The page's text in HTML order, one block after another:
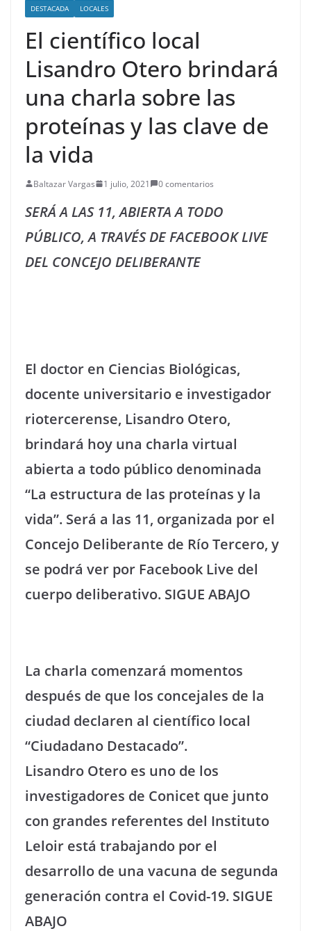
DESTACADA LOCALES
El científico local
Lisandro Otero brindará
una charla sobre las
proteínas y las clave de
la vida
Baltazar Vargas 1 julio, 2021 0 comentarios
SERÁ A LAS 11, ABIERTA A TODO
PÚBLICO, A TRAVÉS DE FACEBOOK LIVE
DEL CONCEJO DELIBERANTE
El doctor en Ciencias Biológicas,
docente universitario e investigador
riotercerense, Lisandro Otero,
brindará hoy una charla virtual
abierta a todo público denominada
“La estructura de las proteínas y la
vida”. Será a las 11, organizada por el
Concejo Deliberante de Río Tercero, y
se podrá ver por Facebook Live del
cuerpo deliberativo. SIGUE ABAJO
La charla comenzará momentos
después de que los concejales de la
ciudad declaren al científico local
“Ciudadano Destacado”.
Lisandro Otero es uno de los
investigadores de Conicet que junto
con grandes referentes del Instituto
Leloir está trabajando por el
desarrollo de una vacuna de segunda
generación contra el Covid-19. SIGUE
ABAJO